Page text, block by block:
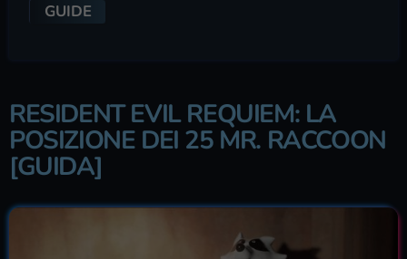
GUIDE
RESIDENT EVIL REQUIEM: LA
POSIZIONE DEI 25 MR. RACCOON
[GUIDA]